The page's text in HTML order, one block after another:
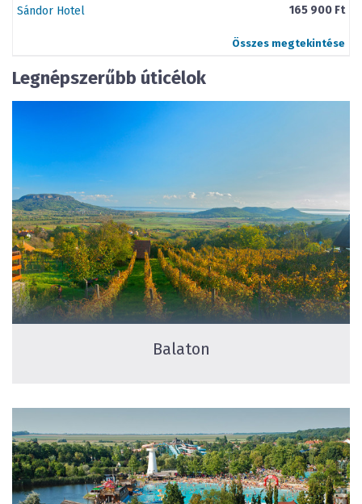
Sándor Hotel
165 900 Ft
Összes megtekintése
Legnépszerűbb úticélok
Balaton